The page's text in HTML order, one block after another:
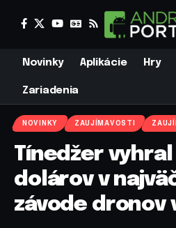
Novinky Aplikácie Hry
Zariadenia
NOVINKY ZAUJÍMAVOSTI
Tínedžer vyhral
dolárov v
závode dronov